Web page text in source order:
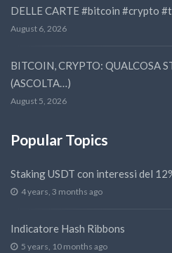
DELLE CARTE #bitcoin #crypto
August 6, 2026
BITCOIN, CRYPTO: QUALCOSA
(ASCOLTA…)
August 5, 2026
Popular Topics
Staking USDT con interessi del
4 years, 3 months ago
Indicatore Hash Ribbons
5 years, 10 months ago